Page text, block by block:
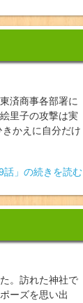
済商事各部署に
里子の攻撃は実
かえに自分だけ
話」の続きを読む
。訪れた神社で
ーズを思い出